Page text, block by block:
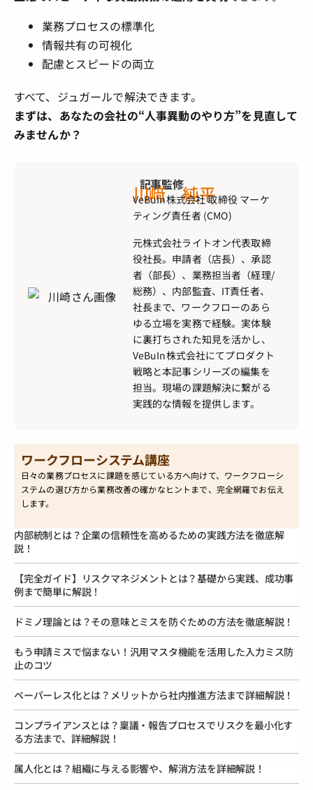
業務プロセスの標準化
情報共有の可視化
配慮とスピードの両立
すべて、ジュガールで解決できます。
まずは、あなたの会社の“人事異動のやり方”を見直して
みませんか？
記事監修
川﨑 純平
VeBuIn株式会社 取締役 マーケ
ティング責任者 (CMO)
元株式会社ライトオン代表取締
役社長。申請者（店長）、承認
者（部長）、業務担当者（経理/
総務）、内部監査、IT責任者、
社長まで、ワークフローのあら
ゆる立場を実務で経験。実体験
に裏打ちされた知見を活かし、
VeBuIn株式会社にてプロダクト
戦略と本記事シリーズの編集を
担当。現場の課題解決に繋がる
実践的な情報を提供します。
ワークフローシステム講座
日々の業務プロセスに課題を感じている方へ向けて、ワークフローシ
ステムの選び方から業務改善の確かなヒントまで、完全網羅でお伝え
します。
内部統制とは？企業の信頼性を高めるための実践方法を徹底解
説！
【完全ガイド】リスクマネジメントとは？基礎から実践、成功事
例まで簡単に解説！
ドミノ理論とは？その意味とミスを防ぐための方法を徹底解説！
もう申請ミスで悩まない！汎用マスタ機能を活用した入力ミス防
止のコツ
ペーパーレス化とは？メリットから社内推進方法まで詳細解説！
コンプライアンスとは？稟議・報告プロセスでリスクを最小化す
る方法まで、詳細解説！
属人化とは？組織に与える影響や、解消方法を詳細解説！